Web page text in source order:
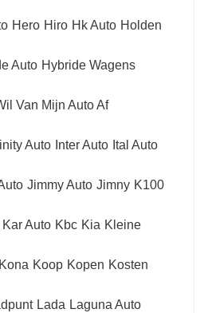
Hero Hiro Hk Auto Holden
Auto Hybride Wagens
Van Mijn Auto Af
Auto Inter Auto Ital Auto
Jimmy Auto Jimny K100
Kar Auto Kbc Kia Kleine
Kona Koop Kopen Kosten
Lada Laguna Auto